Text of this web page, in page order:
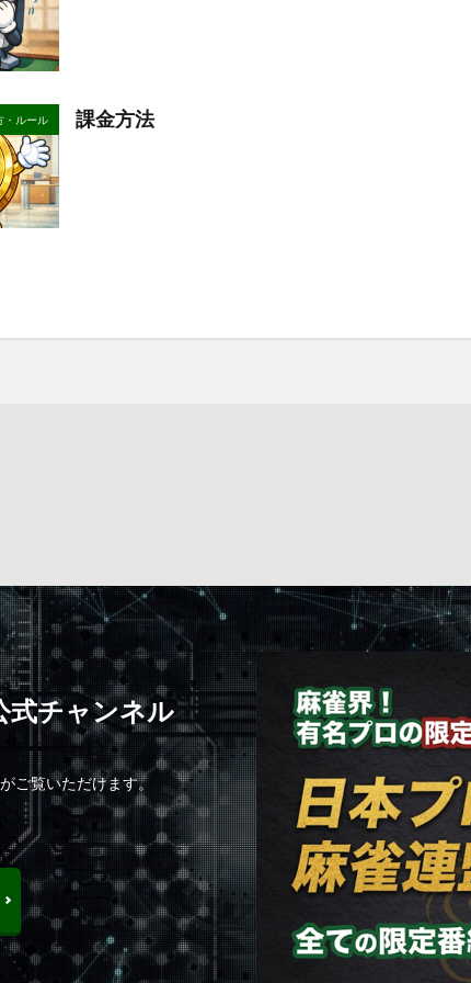
・ルール 課金方法
式チャンネル
ご覧いただけます。